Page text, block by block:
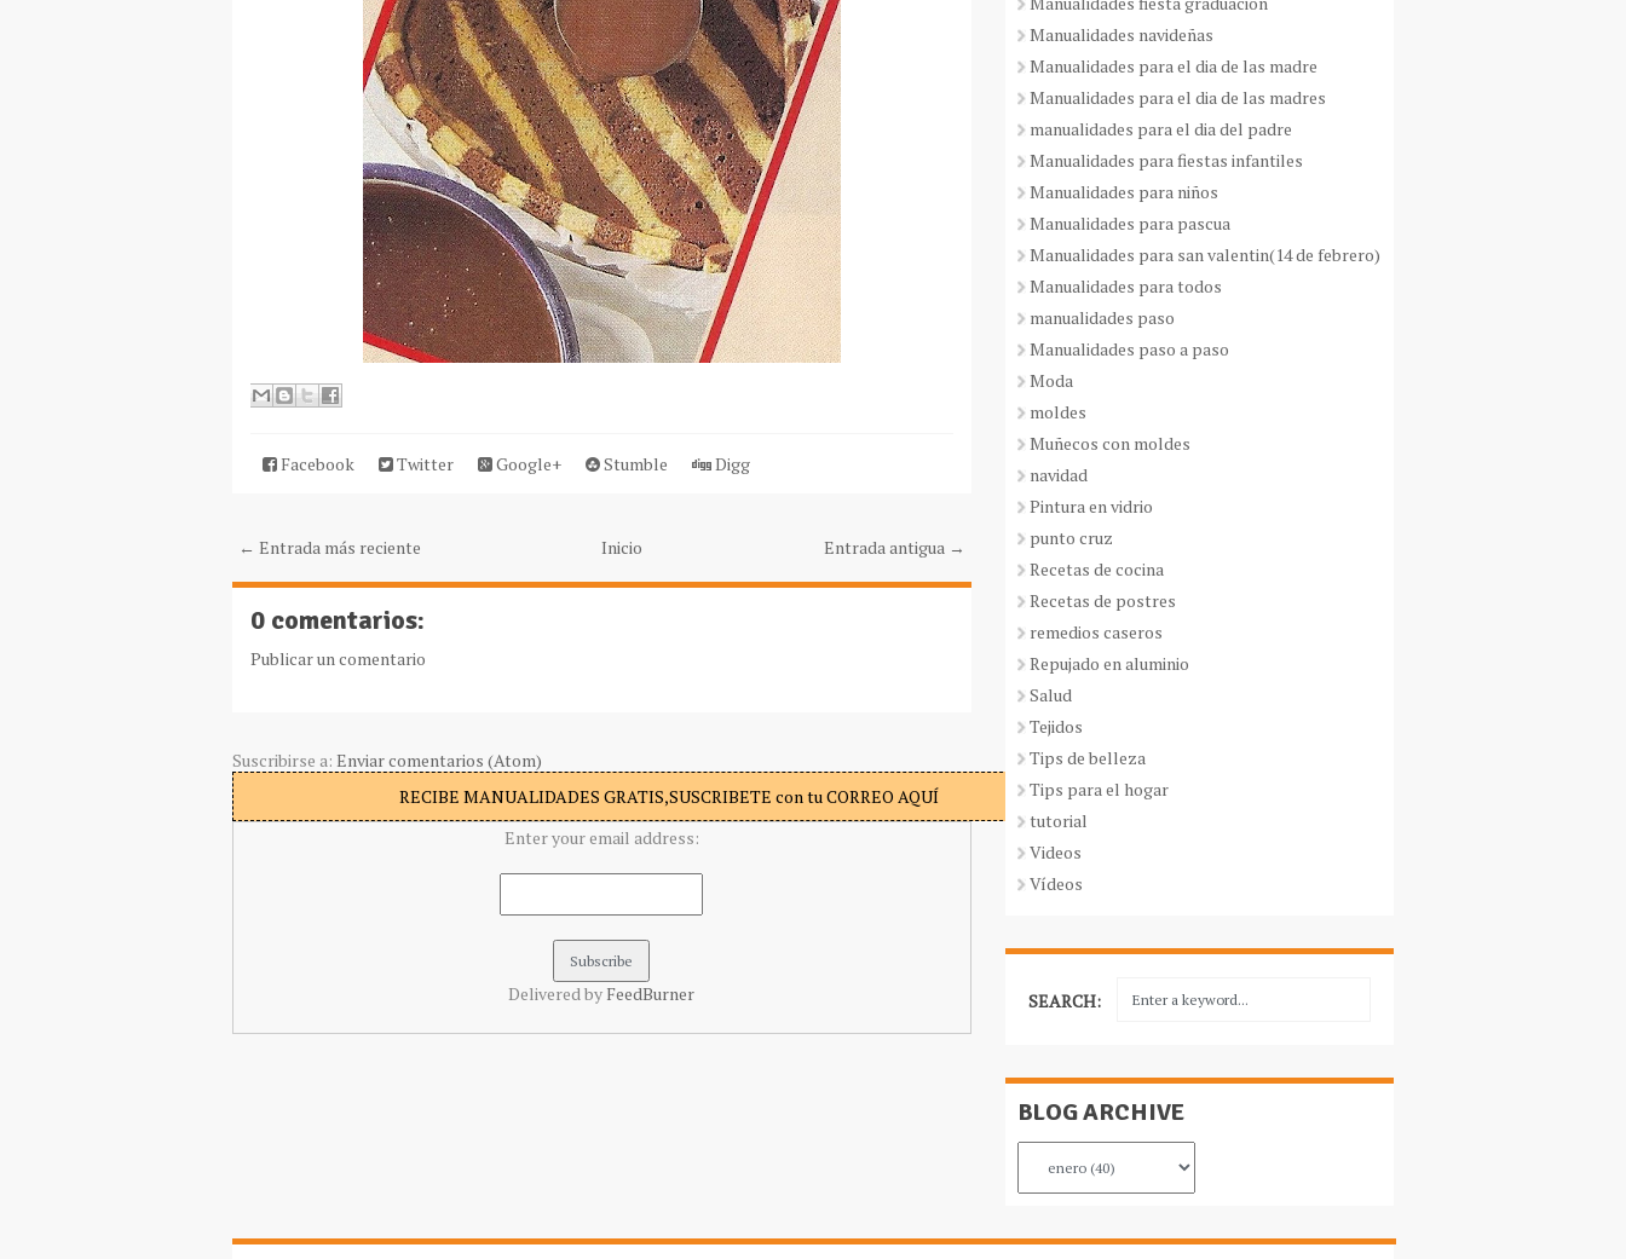
Facebook Twitter Google+ Stumble Digg
← Entrada más reciente Entrada antigua →
Inicio
0 comentarios:
Publicar un comentario
Suscribirse a: Enviar comentarios (Atom)
RECIBE MANUALIDADES GRATIS,SUSCRIBETE con tu CORREO AQUÍ
Enter your email address:
Delivered by FeedBurner
Manualidades navideñas
Manualidades para el dia de las madre
Manualidades para el dia de las madres
manualidades para el dia del padre
Manualidades para fiestas infantiles
Manualidades para niños
Manualidades para pascua
Manualidades para san valentin(14 de febrero)
Manualidades para todos
manualidades paso
Manualidades paso a paso
Moda
moldes
Muñecos con moldes
navidad
Pintura en vidrio
punto cruz
Recetas de cocina
Recetas de postres
remedios caseros
Repujado en aluminio
Salud
Tejidos
Tips de belleza
Tips para el hogar
tutorial
Videos
Vídeos
SEARCH:
BLOG ARCHIVE